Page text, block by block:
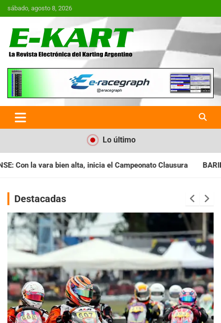
Saltar
al
sábado, agosto 8, 2026
E-Kart.com.ar | La Revista
Electrónica del Karting en
Argentina
Lo último
Campeonato Clausura BARILOCHENSE: Preparan una
Destacadas